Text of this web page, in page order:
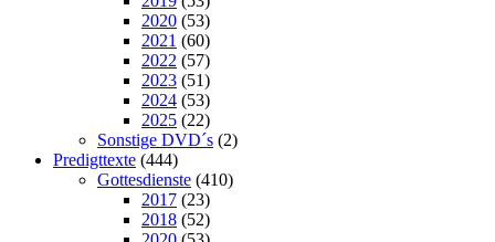
2020 (53)
2021 (60)
2022 (57)
2023 (51)
2024 (53)
2025 (22)
Sonstige DVD´s (2)
Predigttexte (444)
Gottesdienste (410)
2017 (23)
2018 (52)